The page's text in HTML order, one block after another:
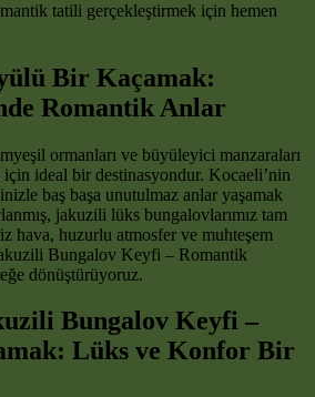
tatili gerçekleştirmek için hemen
Bir Kaçamak:
Romantik Anlar
ormanları ve büyüleyici manzaraları
ideal bir destinasyondur. Kocaeli’nin
baş başa unutulmaz anlar yaşamak
jakuzili lüks bungalovlarımız tam
hava, huzurlu atmosfer ve muhteşem
Bungalov Keyfi – Romantik
dönüştürüyoruz.
Bungalov Keyfi –
Lüks ve Konfor Bir